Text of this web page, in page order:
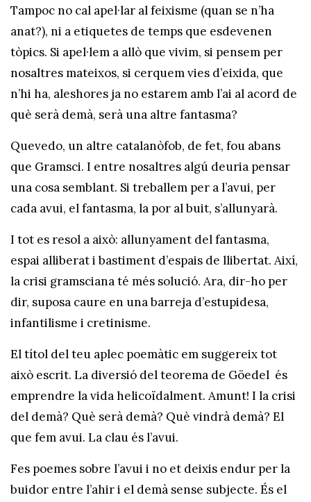
Tampoc no cal apel·lar al feixisme (quan se n’ha
anat?), ni a etiquetes de temps que esdevenen
tòpics. Si apel·lem a allò que vivim, si pensem per
nosaltres mateixos, si cerquem vies d’eixida, que
n’hi ha, aleshores ja no estarem amb l’ai al acord de
què serà demà, serà una altre fantasma?
Quevedo, un altre catalanòfob, de fet, fou abans
que Gramsci. I entre nosaltres algú deuria pensar
una cosa semblant. Si treballem per a l’avui, per
cada avui, el fantasma, la por al buit, s’allunyarà.
I tot es resol a això: allunyament del fantasma,
espai alliberat i bastiment d’espais de llibertat. Així,
la crisi gramsciana té més solució. Ara, dir-ho per
dir, suposa caure en una barreja d’estupidesa,
infantilisme i cretinisme.
El títol del teu aplec poemàtic em suggereix tot
això escrit. La diversió del teorema de Göedel és
emprendre la vida helicoïdalment. Amunt! I la crisi
del demà? Què serà demà? Què vindrà demà? El
que fem avui. La clau és l’avui.
Fes poemes sobre l’avui i no et deixis endur per la
buidor entre l’ahir i el demà sense subjecte. És el